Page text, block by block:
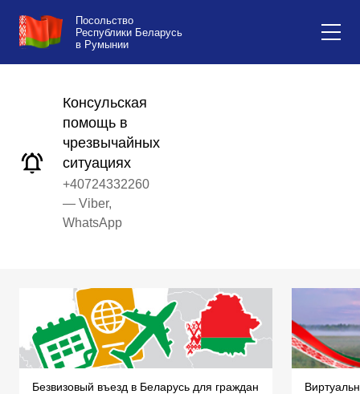
Посольство
Республики Беларусь
в Румынии
Консульская
помощь в
чрезвычайных
ситуациях
+40724332260
— Viber,
WhatsApp
Безвизовый въезд в Беларусь для граждан